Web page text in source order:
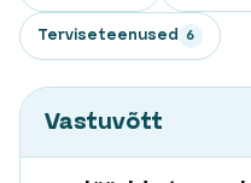
Terviseteenused 6
Vastuvõtt